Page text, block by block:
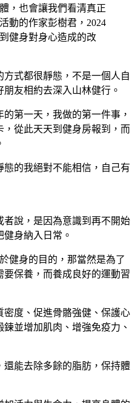
，也會讓我們看清真正
動的作家彭樹君，2024
健身對身心造成的改
式都很靜態，不是一個人自
友相約去深入山林健行。
第一天，我做的第一件事，
從此天天到健身房報到，而
的我絕對不能相信，自己有
說，是因為意識到再不開始
身納入日常。
健身的目的，那當然是為了
保養，而養成良好的運動習
度、促進骨骼強健、保護心
並增加肌肉、增強免疫力、
能去除多餘的脂肪，保持體